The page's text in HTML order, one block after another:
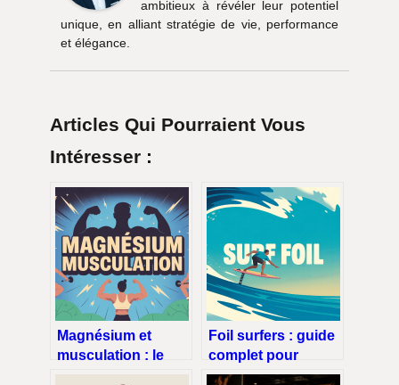
ambitieux à révéler leur potentiel
unique, en alliant stratégie de vie, performance
et élégance.
Articles Qui Pourraient Vous
Intéresser :
Magnésium et
musculation : le
Foil surfers : guide
complet pour
choisir, apprendre